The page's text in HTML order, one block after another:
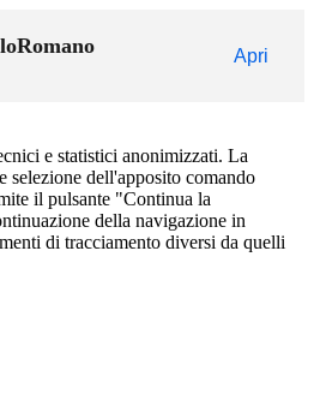
Apri
e statistici anonimizzati. La
selezione dell'apposito comando
il pulsante "Continua la
della navigazione in
di tracciamento diversi da quelli